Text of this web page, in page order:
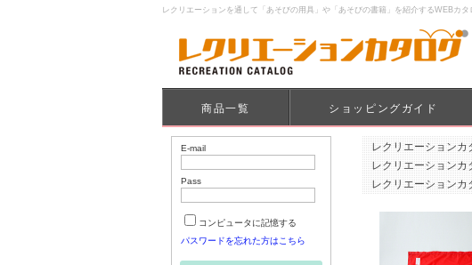
レクリエーションを通して「あそびの用具」や「あそびの書籍」を紹介するWEBカタ
商品一覧 ショッピングガイド
E-mail
Pass
コンピュータに記憶する
パスワードを忘れた方はこちら
レクリエーションカ
レクリエーションカ
レクリエーションカ